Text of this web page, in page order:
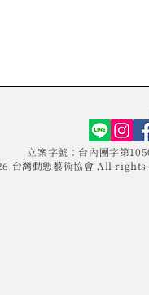
立案字號：台內團字第
台灣動態藝術協會 All rights